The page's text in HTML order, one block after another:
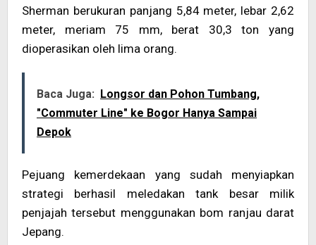
Sherman berukuran panjang 5,84 meter, lebar 2,62
meter, meriam 75 mm, berat 30,3 ton yang
dioperasikan oleh lima orang.
Baca Juga: Longsor dan Pohon Tumbang,
"Commuter Line" ke Bogor Hanya Sampai
Depok
Pejuang kemerdekaan yang sudah menyiapkan
strategi berhasil meledakan tank besar milik
penjajah tersebut menggunakan bom ranjau darat
Jepang.